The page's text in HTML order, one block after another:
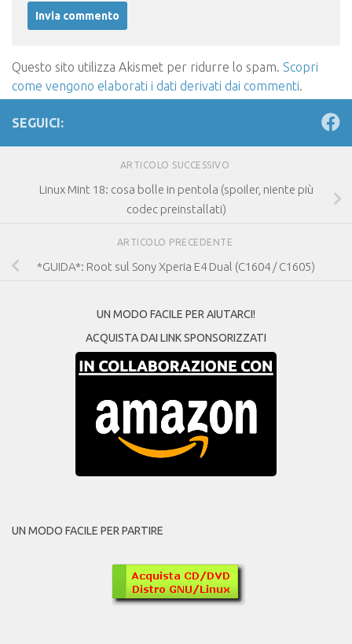
Questo sito utilizza Akismet per ridurre lo spam. Scopri
come vengono elaborati i dati derivati dai commenti.
SEGUICI:
ARTICOLO SUCCESSIVO
Linux Mint 18: cosa bolle in pentola (spoiler, niente più
codec preinstallati)
ARTICOLO PRECEDENTE
*GUIDA*: Root sul Sony Xperia E4 Dual (C1604 / C1605)
UN MODO FACILE PER AIUTARCI!
ACQUISTA DAI LINK SPONSORIZZATI
UN MODO FACILE PER PARTIRE